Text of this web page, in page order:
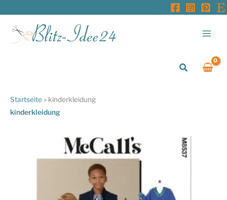
springen
Suchen
Startseite » kinderkleidung
kinderkleidung